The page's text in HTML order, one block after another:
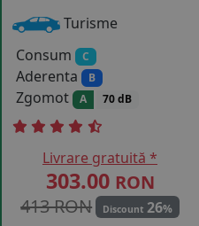
Turisme
Consum
C
Aderenta B
Zgomot A 70 dB
Livrare gratuită *
303.00 RON
413 RON
Discount 26%